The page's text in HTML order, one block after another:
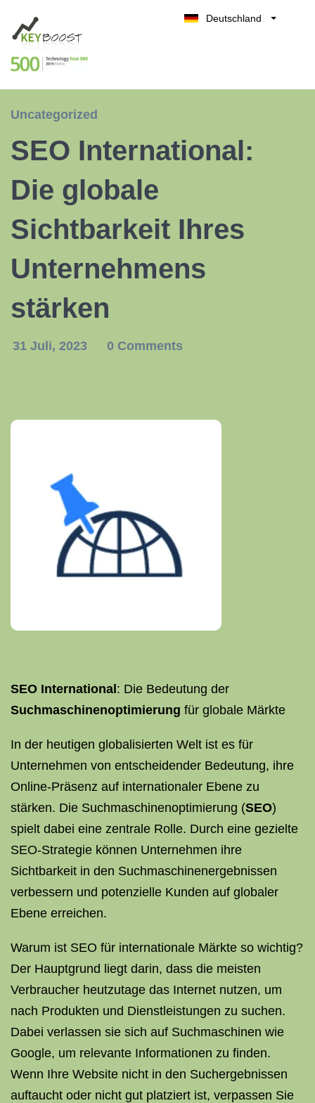
Deutschland
España
Uncategorized
SEO International:
Die globale
Sichtbarkeit Ihres
Unternehmens
stärken
31 Juli, 2023 0 Comments
SEO International : Die Bedeutung der
Suchmaschinenoptimierung für globale Märkte
In der heutigen globalisierten Welt ist es für
Unternehmen von entscheidender Bedeutung, ihre
Online-Präsenz auf internationaler Ebene zu
stärken. Die Suchmaschinenoptimierung (SEO)
spielt dabei eine zentrale Rolle. Durch eine gezielte
SEO-Strategie können Unternehmen ihre
Sichtbarkeit in den Suchmaschinenergebnissen
verbessern und potenzielle Kunden auf globaler
Ebene erreichen.
Warum ist SEO für internationale Märkte so wichtig?
Der Hauptgrund liegt darin, dass die meisten
Verbraucher heutzutage das Internet nutzen, um
nach Produkten und Dienstleistungen zu suchen.
Dabei verlassen sie sich auf Suchmaschinen wie
Google, um relevante Informationen zu finden.
Wenn Ihre Website nicht in den Suchergebnissen
auftaucht oder nicht gut platziert ist, verpassen Sie